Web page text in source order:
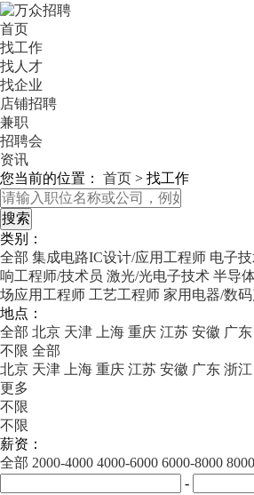
首页
找工作
找人才
找企业
店铺招聘
兼职
招聘会
资讯
您当前的位置： 首页 > 找工作
类别：
全部 集成电路IC设计/应用工程师 电子
响工程师/技术员 激光/光电子技术 半导
场应用工程师 工艺工程师 家用电器/数
地点：
全部 北京 天津 上海 重庆 江苏 安徽 广东
不限 全部
北京 天津 上海 重庆 江苏 安徽 广东 浙江
更多
不限
不限
薪资：
全部 2000-4000 4000-6000 6000-8000
-